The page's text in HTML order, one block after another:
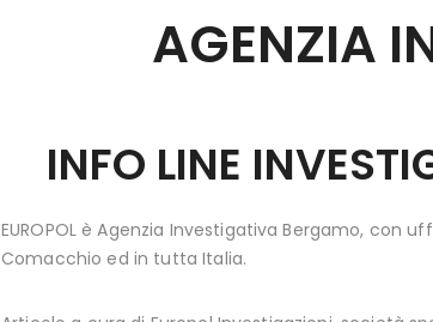
AGENZIA
INFO LINE
EUROPOL è Agenzia Investigativa Bergamo, con
Comacchio ed in tutta Italia.